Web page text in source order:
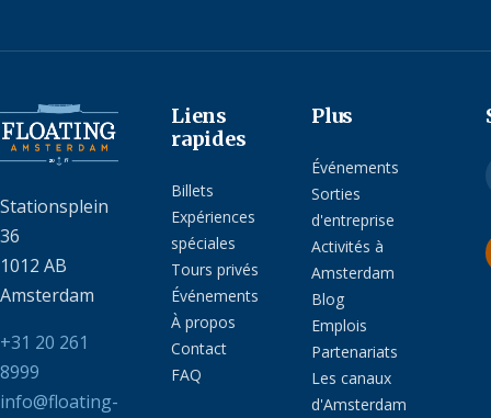
Stationsplein
36
1012 AB
Amsterdam
+31 20 261
8999
info@floating-
Liens
rapides
Billets
Expériences
spéciales
Tours privés
Événements
À propos
Contact
FAQ
Plus
Événements
Sorties
d'entreprise
Activités à
Amsterdam
Blog
Emplois
Partenariats
Les canaux
d'Amsterdam